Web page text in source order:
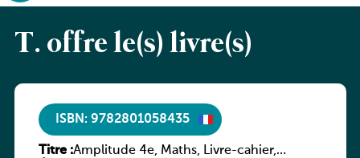
T. offre le(s) livre(s)
ISBN: 9782801058435
Titre :Amplitude 4e, Maths, Livre-cahier,